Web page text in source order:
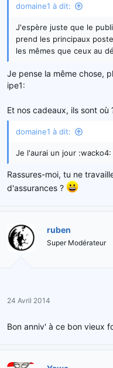
domaine1 à dit:
J'espère juste que le
prend les principaux
les mêmes que ceux au
Je pense la même chose,
ipe1:
Et nos cadeaux, ils sont où
domaine1 à dit:
Je l'aurai un jour :wacko4:
Rassures-moi, tu ne
d'assurances ?
ruben
Super Modérateur
24 Avril 2014
Bon anniv' à ce bon vieux